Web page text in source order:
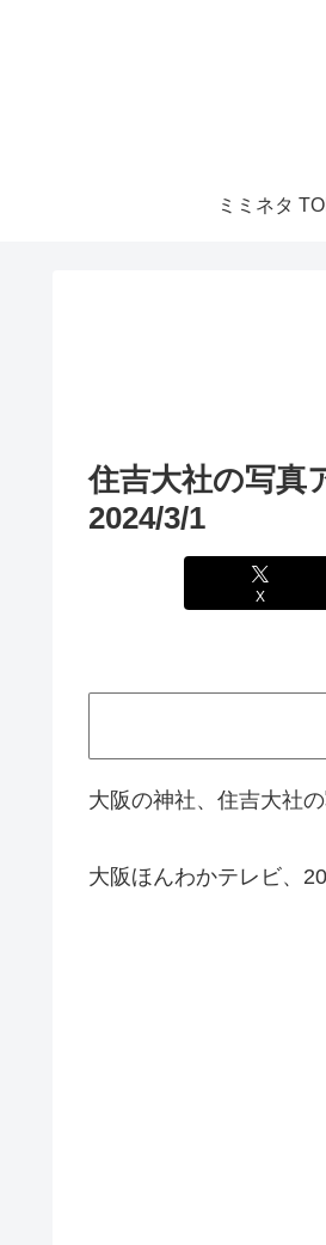
ミミネタ
住吉大社の写
2024/3/1
X
大阪の神社、住吉大社
大阪ほんわかテレビ、